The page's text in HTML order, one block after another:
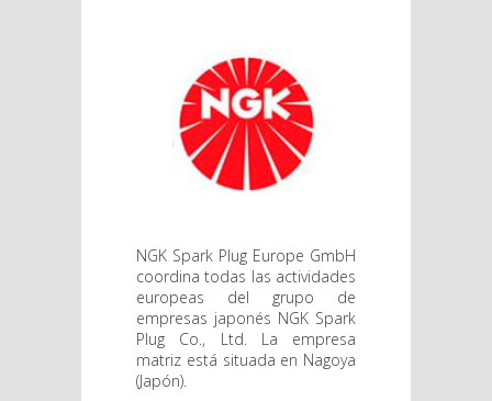
NGK Spark Plug Europe GmbH
coordina todas las actividades
europeas del grupo de
empresas japonés NGK Spark
Plug Co., Ltd. La empresa
matriz está situada en Nagoya
(Japón).